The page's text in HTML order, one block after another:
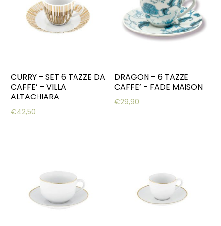
CURRY – SET 6 TAZZE DA
CAFFE’ – VILLA
ALTACHIARA
€42,50
DRAGON – 6 TAZZE
CAFFE’ – FADE MAISON
€29,90